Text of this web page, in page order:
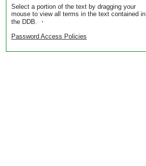
Select a portion of the text by dragging your
mouse to view all terms in the text contained in
the DDB. ・
Password Access Policies